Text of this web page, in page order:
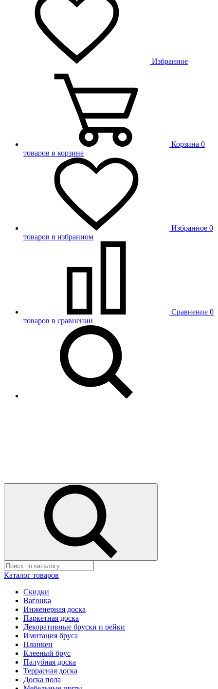
Избранное
Корзина 0
товаров в корзине
Избранное 0
товаров в избранном
Сравнение 0
товаров в сравнении
Каталог товаров
Скидки
Вагонка
Инженерная доска
Паркетная доска
Декоративные бруски и рейки
Имитация бруса
Планкен
Клееный брус
Палубная доска
Террасная доска
Доска пола